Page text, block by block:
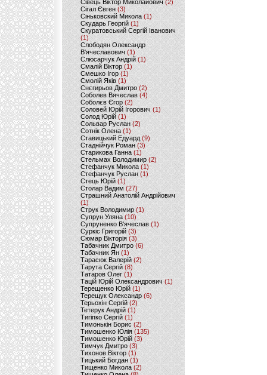
Сівець Віктор Миколайович(2)
Сігал Євген (3)
Сіньковский Микола(1)
Скударь Георгій (1)
Скуратовський Сергій Іванович
(1)
Слободян Олександр
В'ячеславович(1)
Слюсарчук Андрій(1)
Смалій Віктор (1)
Смешко Ігор (1)
Смолій Яків (1)
Снєгирьов Дмитро (2)
Соболев Вячеслав (4)
Соболєв Єгор(2)
Соловей Юрій Ігорович (1)
Солод Юрій (1)
Сольвар Руслан (2)
Сотнік Олена(1)
Ставицький Едуард (9)
Стаднійчук Роман(3)
Старикова Ганна (1)
Стельмах Володимир(2)
Стефанчук Микола (1)
Стефанчук Руслан (1)
Стець Юрій (1)
Столар Вадим(27)
Страшний Анатолій Андрійович
(1)
Струк Володимир (1)
Супрун Уляна (10)
Супруненко В'ячеслав (1)
Суркіс Григорій (3)
Сюмар Вікторія (3)
Табачник Дмитро (6)
Табачник Ян(1)
Тарасюк Валерій (2)
Тарута Сергій (8)
Татаров Олег(1)
Тацій Юрій Олександрович(1)
Терещенко Юрій(1)
Терещук Олександр(6)
Терьохін Сергій (2)
Тетерук Андрій (1)
Тигіпко Сергій(1)
Тимонькін Борис (2)
Тимошенко Юлія (135)
Тимошенко Юрій(3)
Тимчук Дмитро (3)
Тихонов Віктор (1)
Тицький Богдан (1)
Тищенко Микола (2)